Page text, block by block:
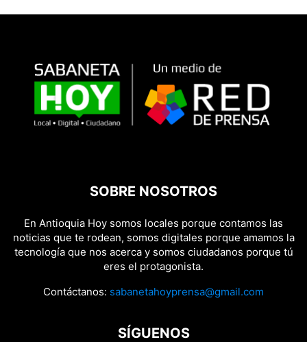
SOBRE NOSOTROS
En Antioquia Hoy somos locales porque contamos las
noticias que te rodean, somos digitales porque amamos la
tecnología que nos acerca y somos ciudadanos porque tú
eres el protagonista.
Contáctanos: sabanetahoyprensa@gmail.com
SÍGUENOS